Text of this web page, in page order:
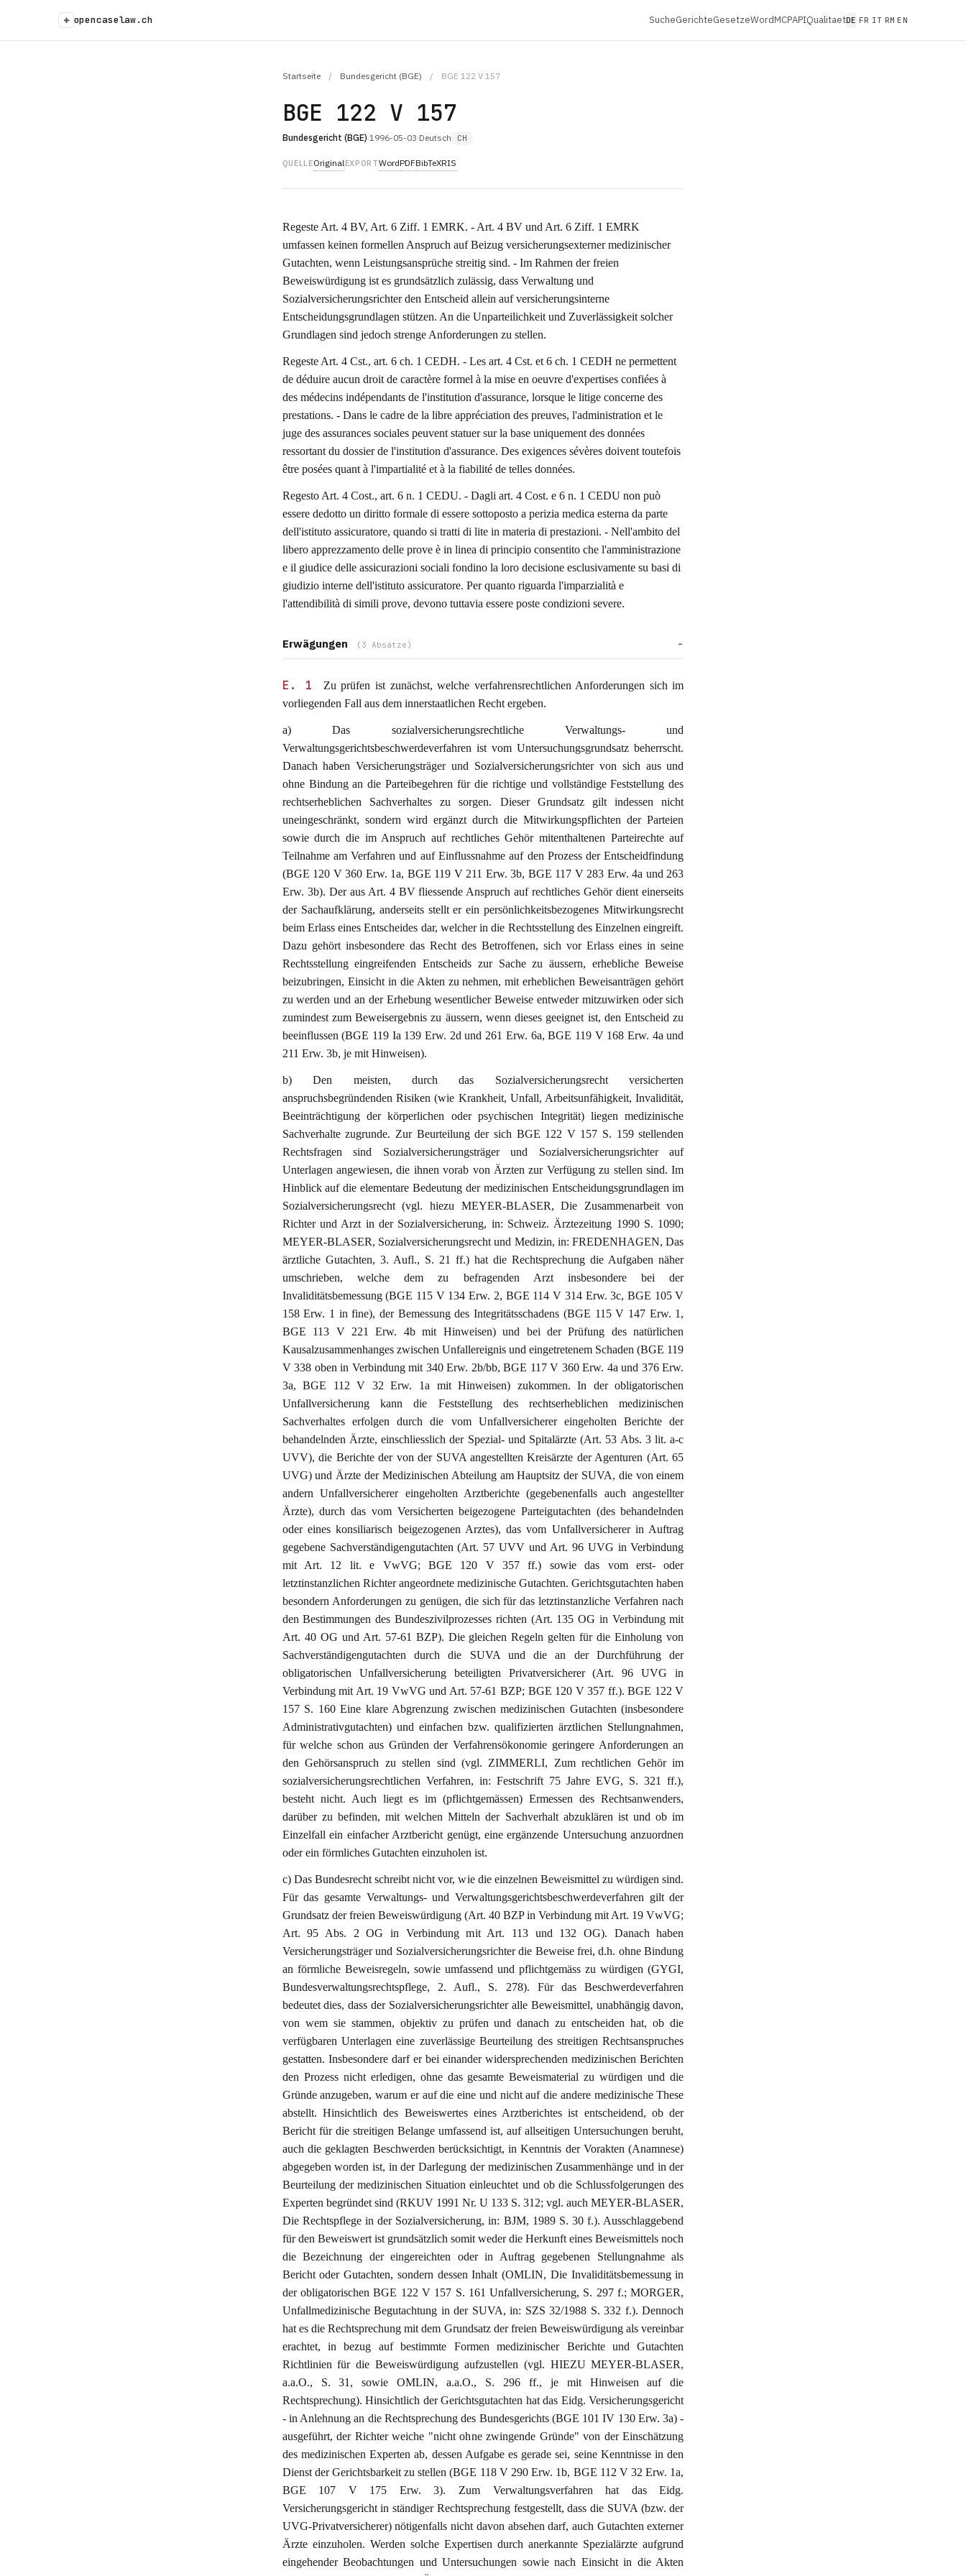
+ opencaselaw.ch SucheGerichteGesetzeWordMCPAPIQualitaetDE FR IT RM EN
Startseite / Bundesgericht (BGE) / BGE 122 V 157
BGE 122 V 157
Bundesgericht (BGE)·1996-05-03·Deutsch CH
QUELLEOriginalEXPORTWordPDFBibTeXRIS
Regeste Art. 4 BV, Art. 6 Ziff. 1 EMRK. - Art. 4 BV und Art. 6 Ziff. 1 EMRK
umfassen keinen formellen Anspruch auf Beizug versicherungsexterner medizinischer
Gutachten, wenn Leistungsansprüche streitig sind. - Im Rahmen der freien
Beweiswürdigung ist es grundsätzlich zulässig, dass Verwaltung und
Sozialversicherungsrichter den Entscheid allein auf versicherungsinterne
Entscheidungsgrundlagen stützen. An die Unparteilichkeit und Zuverlässigkeit solcher
Grundlagen sind jedoch strenge Anforderungen zu stellen.
Regeste Art. 4 Cst., art. 6 ch. 1 CEDH. - Les art. 4 Cst. et 6 ch. 1 CEDH ne permettent
de déduire aucun droit de caractère formel à la mise en oeuvre d'expertises confiées à
des médecins indépendants de l'institution d'assurance, lorsque le litige concerne des
prestations. - Dans le cadre de la libre appréciation des preuves, l'administration et le
juge des assurances sociales peuvent statuer sur la base uniquement des données
ressortant du dossier de l'institution d'assurance. Des exigences sévères doivent toutefois
être posées quant à l'impartialité et à la fiabilité de telles données.
Regesto Art. 4 Cost., art. 6 n. 1 CEDU. - Dagli art. 4 Cost. e 6 n. 1 CEDU non può
essere dedotto un diritto formale di essere sottoposto a perizia medica esterna da parte
dell'istituto assicuratore, quando si tratti di lite in materia di prestazioni. - Nell'ambito del
libero apprezzamento delle prove è in linea di principio consentito che l'amministrazione
e il giudice delle assicurazioni sociali fondino la loro decisione esclusivamente su basi di
giudizio interne dell'istituto assicuratore. Per quanto riguarda l'imparzialità e
l'attendibilità di simili prove, devono tuttavia essere poste condizioni severe.
Erwägungen (3 Absätze)
E. 1
Zu prüfen ist zunächst, welche verfahrensrechtlichen Anforderungen sich im
vorliegenden Fall aus dem innerstaatlichen Recht ergeben.
a) Das sozialversicherungsrechtliche Verwaltungs- und
Verwaltungsgerichtsbeschwerdeverfahren ist vom Untersuchungsgrundsatz beherrscht.
Danach haben Versicherungsträger und Sozialversicherungsrichter von sich aus und
ohne Bindung an die Parteibegehren für die richtige und vollständige Feststellung des
rechtserheblichen Sachverhaltes zu sorgen. Dieser Grundsatz gilt indessen nicht
uneingeschränkt, sondern wird ergänzt durch die Mitwirkungspflichten der Parteien
sowie durch die im Anspruch auf rechtliches Gehör mitenthaltenen Parteirechte auf
Teilnahme am Verfahren und auf Einflussnahme auf den Prozess der Entscheidfindung
(BGE 120 V 360 Erw. 1a, BGE 119 V 211 Erw. 3b, BGE 117 V 283 Erw. 4a und 263
Erw. 3b). Der aus Art. 4 BV fliessende Anspruch auf rechtliches Gehör dient einerseits
der Sachaufklärung, anderseits stellt er ein persönlichkeitsbezogenes Mitwirkungsrecht
beim Erlass eines Entscheides dar, welcher in die Rechtsstellung des Einzelnen eingreift.
Dazu gehört insbesondere das Recht des Betroffenen, sich vor Erlass eines in seine
Rechtsstellung eingreifenden Entscheids zur Sache zu äussern, erhebliche Beweise
beizubringen, Einsicht in die Akten zu nehmen, mit erheblichen Beweisanträgen gehört
zu werden und an der Erhebung wesentlicher Beweise entweder mitzuwirken oder sich
zumindest zum Beweisergebnis zu äussern, wenn dieses geeignet ist, den Entscheid zu
beeinflussen (BGE 119 Ia 139 Erw. 2d und 261 Erw. 6a, BGE 119 V 168 Erw. 4a und
211 Erw. 3b, je mit Hinweisen).
b) Den meisten, durch das Sozialversicherungsrecht versicherten
anspruchsbegründenden Risiken (wie Krankheit, Unfall, Arbeitsunfähigkeit, Invalidität,
Beeinträchtigung der körperlichen oder psychischen Integrität) liegen medizinische
Sachverhalte zugrunde. Zur Beurteilung der sich BGE 122 V 157 S. 159 stellenden
Rechtsfragen sind Sozialversicherungsträger und Sozialversicherungsrichter auf
Unterlagen angewiesen, die ihnen vorab von Ärzten zur Verfügung zu stellen sind. Im
Hinblick auf die elementare Bedeutung der medizinischen Entscheidungsgrundlagen im
Sozialversicherungsrecht (vgl. hiezu MEYER-BLASER, Die Zusammenarbeit von
Richter und Arzt in der Sozialversicherung, in: Schweiz. Ärztezeitung 1990 S. 1090;
MEYER-BLASER, Sozialversicherungsrecht und Medizin, in: FREDENHAGEN, Das
ärztliche Gutachten, 3. Aufl., S. 21 ff.) hat die Rechtsprechung die Aufgaben näher
umschrieben, welche dem zu befragenden Arzt insbesondere bei der
Invaliditätsbemessung (BGE 115 V 134 Erw. 2, BGE 114 V 314 Erw. 3c, BGE 105 V
158 Erw. 1 in fine), der Bemessung des Integritätsschadens (BGE 115 V 147 Erw. 1,
BGE 113 V 221 Erw. 4b mit Hinweisen) und bei der Prüfung des natürlichen
Kausalzusammenhanges zwischen Unfallereignis und eingetretenem Schaden (BGE 119
V 338 oben in Verbindung mit 340 Erw. 2b/bb, BGE 117 V 360 Erw. 4a und 376 Erw.
3a, BGE 112 V 32 Erw. 1a mit Hinweisen) zukommen. In der obligatorischen
Unfallversicherung kann die Feststellung des rechtserheblichen medizinischen
Sachverhaltes erfolgen durch die vom Unfallversicherer eingeholten Berichte der
behandelnden Ärzte, einschliesslich der Spezial- und Spitalärzte (Art. 53 Abs. 3 lit. a-c
UVV), die Berichte der von der SUVA angestellten Kreisärzte der Agenturen (Art. 65
UVG) und Ärzte der Medizinischen Abteilung am Hauptsitz der SUVA, die von einem
andern Unfallversicherer eingeholten Arztberichte (gegebenenfalls auch angestellter
Ärzte), durch das vom Versicherten beigezogene Parteigutachten (des behandelnden
oder eines konsiliarisch beigezogenen Arztes), das vom Unfallversicherer in Auftrag
gegebene Sachverständigengutachten (Art. 57 UVV und Art. 96 UVG in Verbindung
mit Art. 12 lit. e VwVG; BGE 120 V 357 ff.) sowie das vom erst- oder
letztinstanzlichen Richter angeordnete medizinische Gutachten. Gerichtsgutachten haben
besondern Anforderungen zu genügen, die sich für das letztinstanzliche Verfahren nach
den Bestimmungen des Bundeszivilprozesses richten (Art. 135 OG in Verbindung mit
Art. 40 OG und Art. 57-61 BZP). Die gleichen Regeln gelten für die Einholung von
Sachverständigengutachten durch die SUVA und die an der Durchführung der
obligatorischen Unfallversicherung beteiligten Privatversicherer (Art. 96 UVG in
Verbindung mit Art. 19 VwVG und Art. 57-61 BZP; BGE 120 V 357 ff.). BGE 122 V
157 S. 160 Eine klare Abgrenzung zwischen medizinischen Gutachten (insbesondere
Administrativgutachten) und einfachen bzw. qualifizierten ärztlichen Stellungnahmen,
für welche schon aus Gründen der Verfahrensökonomie geringere Anforderungen an
den Gehörsanspruch zu stellen sind (vgl. ZIMMERLI, Zum rechtlichen Gehör im
sozialversicherungsrechtlichen Verfahren, in: Festschrift 75 Jahre EVG, S. 321 ff.),
besteht nicht. Auch liegt es im (pflichtgemässen) Ermessen des Rechtsanwenders,
darüber zu befinden, mit welchen Mitteln der Sachverhalt abzuklären ist und ob im
Einzelfall ein einfacher Arztbericht genügt, eine ergänzende Untersuchung anzuordnen
oder ein förmliches Gutachten einzuholen ist.
c) Das Bundesrecht schreibt nicht vor, wie die einzelnen Beweismittel zu würdigen sind.
Für das gesamte Verwaltungs- und Verwaltungsgerichtsbeschwerdeverfahren gilt der
Grundsatz der freien Beweiswürdigung (Art. 40 BZP in Verbindung mit Art. 19 VwVG;
Art. 95 Abs. 2 OG in Verbindung mit Art. 113 und 132 OG). Danach haben
Versicherungsträger und Sozialversicherungsrichter die Beweise frei, d.h. ohne Bindung
an förmliche Beweisregeln, sowie umfassend und pflichtgemäss zu würdigen (GYGI,
Bundesverwaltungsrechtspflege, 2. Aufl., S. 278). Für das Beschwerdeverfahren
bedeutet dies, dass der Sozialversicherungsrichter alle Beweismittel, unabhängig davon,
von wem sie stammen, objektiv zu prüfen und danach zu entscheiden hat, ob die
verfügbaren Unterlagen eine zuverlässige Beurteilung des streitigen Rechtsanspruches
gestatten. Insbesondere darf er bei einander widersprechenden medizinischen Berichten
den Prozess nicht erledigen, ohne das gesamte Beweismaterial zu würdigen und die
Gründe anzugeben, warum er auf die eine und nicht auf die andere medizinische These
abstellt. Hinsichtlich des Beweiswertes eines Arztberichtes ist entscheidend, ob der
Bericht für die streitigen Belange umfassend ist, auf allseitigen Untersuchungen beruht,
auch die geklagten Beschwerden berücksichtigt, in Kenntnis der Vorakten (Anamnese)
abgegeben worden ist, in der Darlegung der medizinischen Zusammenhänge und in der
Beurteilung der medizinischen Situation einleuchtet und ob die Schlussfolgerungen des
Experten begründet sind (RKUV 1991 Nr. U 133 S. 312; vgl. auch MEYER-BLASER,
Die Rechtspflege in der Sozialversicherung, in: BJM, 1989 S. 30 f.). Ausschlaggebend
für den Beweiswert ist grundsätzlich somit weder die Herkunft eines Beweismittels noch
die Bezeichnung der eingereichten oder in Auftrag gegebenen Stellungnahme als
Bericht oder Gutachten, sondern dessen Inhalt (OMLIN, Die Invaliditätsbemessung in
der obligatorischen BGE 122 V 157 S. 161 Unfallversicherung, S. 297 f.; MORGER,
Unfallmedizinische Begutachtung in der SUVA, in: SZS 32/1988 S. 332 f.). Dennoch
hat es die Rechtsprechung mit dem Grundsatz der freien Beweiswürdigung als vereinbar
erachtet, in bezug auf bestimmte Formen medizinischer Berichte und Gutachten
Richtlinien für die Beweiswürdigung aufzustellen (vgl. HIEZU MEYER-BLASER,
a.a.O., S. 31, sowie OMLIN, a.a.O., S. 296 ff., je mit Hinweisen auf die
Rechtsprechung). Hinsichtlich der Gerichtsgutachten hat das Eidg. Versicherungsgericht
- in Anlehnung an die Rechtsprechung des Bundesgerichts (BGE 101 IV 130 Erw. 3a) -
ausgeführt, der Richter weiche "nicht ohne zwingende Gründe" von der Einschätzung
des medizinischen Experten ab, dessen Aufgabe es gerade sei, seine Kenntnisse in den
Dienst der Gerichtsbarkeit zu stellen (BGE 118 V 290 Erw. 1b, BGE 112 V 32 Erw. 1a,
BGE 107 V 175 Erw. 3). Zum Verwaltungsverfahren hat das Eidg.
Versicherungsgericht in ständiger Rechtsprechung festgestellt, dass die SUVA (bzw. der
UVG-Privatversicherer) nötigenfalls nicht davon absehen darf, auch Gutachten externer
Ärzte einzuholen. Werden solche Expertisen durch anerkannte Spezialärzte aufgrund
eingehender Beobachtungen und Untersuchungen sowie nach Einsicht in die Akten